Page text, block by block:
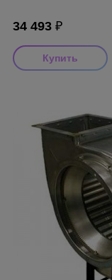
34 493 ₽